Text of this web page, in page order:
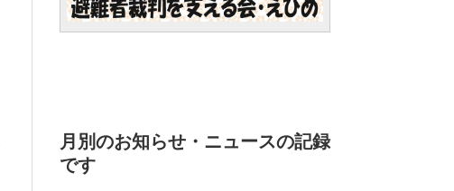
月別のお知らせ・ニュースの記録
です